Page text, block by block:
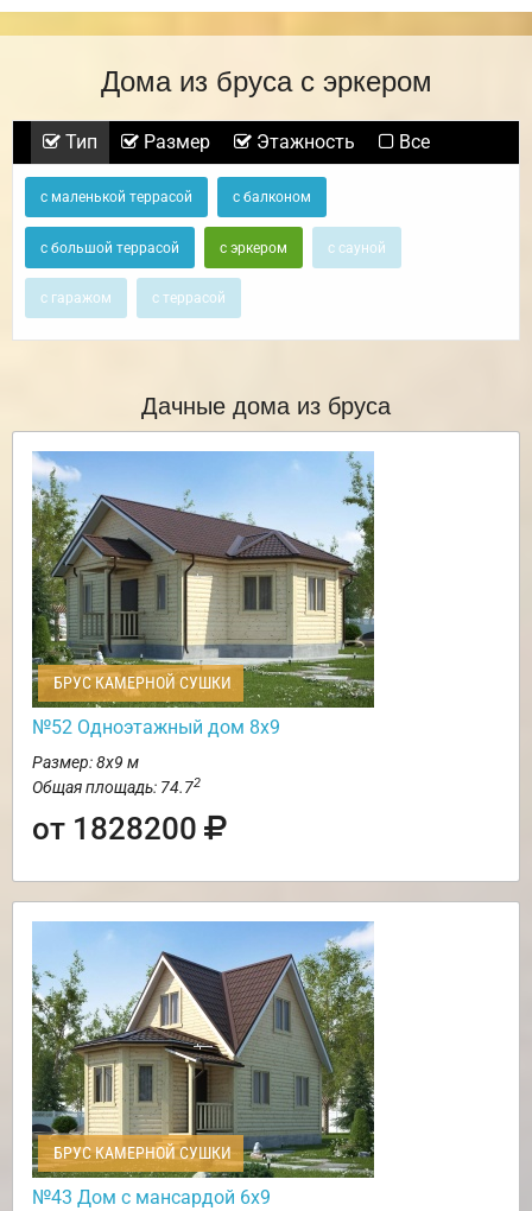
Дома из бруса с эркером
Тип Размер Этажность Все
с маленькой террасой с балконом
с большой террасой с эркером с сауной
с гаражом с террасой
Дачные дома из бруса
БРУС КАМЕРНОЙ СУШКИ
№52 Одноэтажный дом 8х9
Размер: 8х9 м
Общая площадь: 74.72
от 1828200
БРУС КАМЕРНОЙ СУШКИ
№43 Дом с мансардой 6х9